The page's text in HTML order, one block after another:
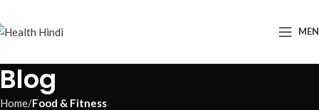
Blog
Home Food & Fitness